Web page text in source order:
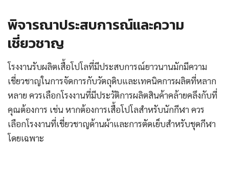
พิจารณาประสบการณ์และความ
เชี่ยวชาญ
โรงงานรับผลิตเสื้อโปโลที่มีประสบการณ์ยาวนานมักมีความ
เชี่ยวชาญในการจัดการกับวัตถุดิบและเทคนิคการผลิตที่หลาก
หลาย ควรเลือกโรงงานที่มีประวัติการผลิตสินค้าคล้ายคลึงกับที่
คุณต้องการ เช่น หากต้องการเสื้อโปโลสำหรับนักกีฬา ควร
เลือกโรงงานที่เชี่ยวชาญด้านผ้าและการตัดเย็บสำหรับชุดกีฬา
โดยเฉพาะ